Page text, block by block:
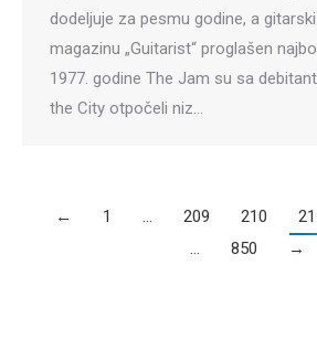
dodeljuje za pesmu godine, a
magazinu „Guitarist“ proglašen
1977. godine The Jam su sa
the City otpočeli niz…
← 1 … 209 210
…
850 →